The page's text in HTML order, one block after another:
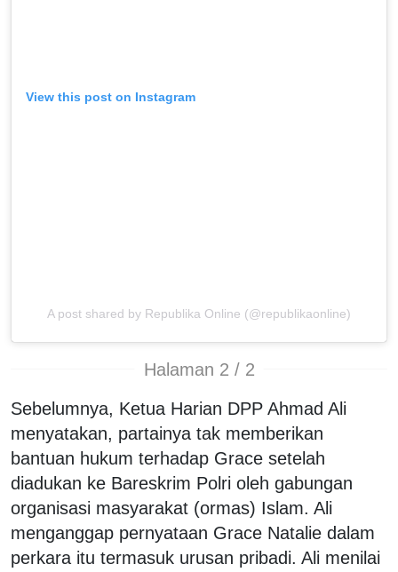
View this post on Instagram
A post shared by Republika Online (@republikaonline)
Halaman 2 / 2
Sebelumnya, Ketua Harian DPP Ahmad Ali
menyatakan, partainya tak memberikan
bantuan hukum terhadap Grace setelah
diadukan ke Bareskrim Polri oleh gabungan
organisasi masyarakat (ormas) Islam. Ali
menganggap pernyataan Grace Natalie dalam
perkara itu termasuk urusan pribadi. Ali menilai